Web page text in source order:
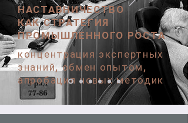
НАСТАВНИЧЕСТВО
КАК СТРАТЕГИЯ
ПРОМЫШЛЕННОГО РОСТА
концентрация экспертных
знаний, обмен опытом,
апробация новых методик